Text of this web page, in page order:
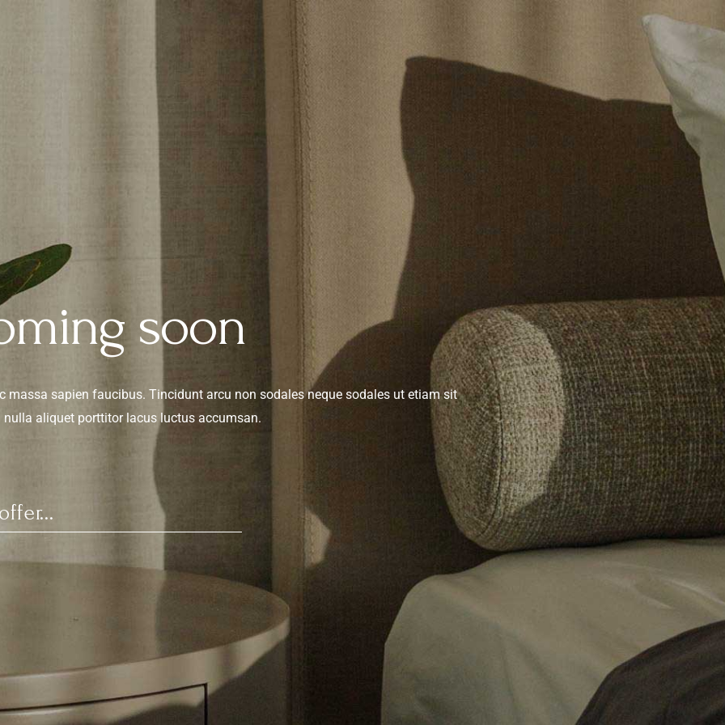
soon
massa sapien faucibus. Tincidunt arcu non sodales neque sodales ut etiam sit
nulla aliquet porttitor lacus luctus accumsan.